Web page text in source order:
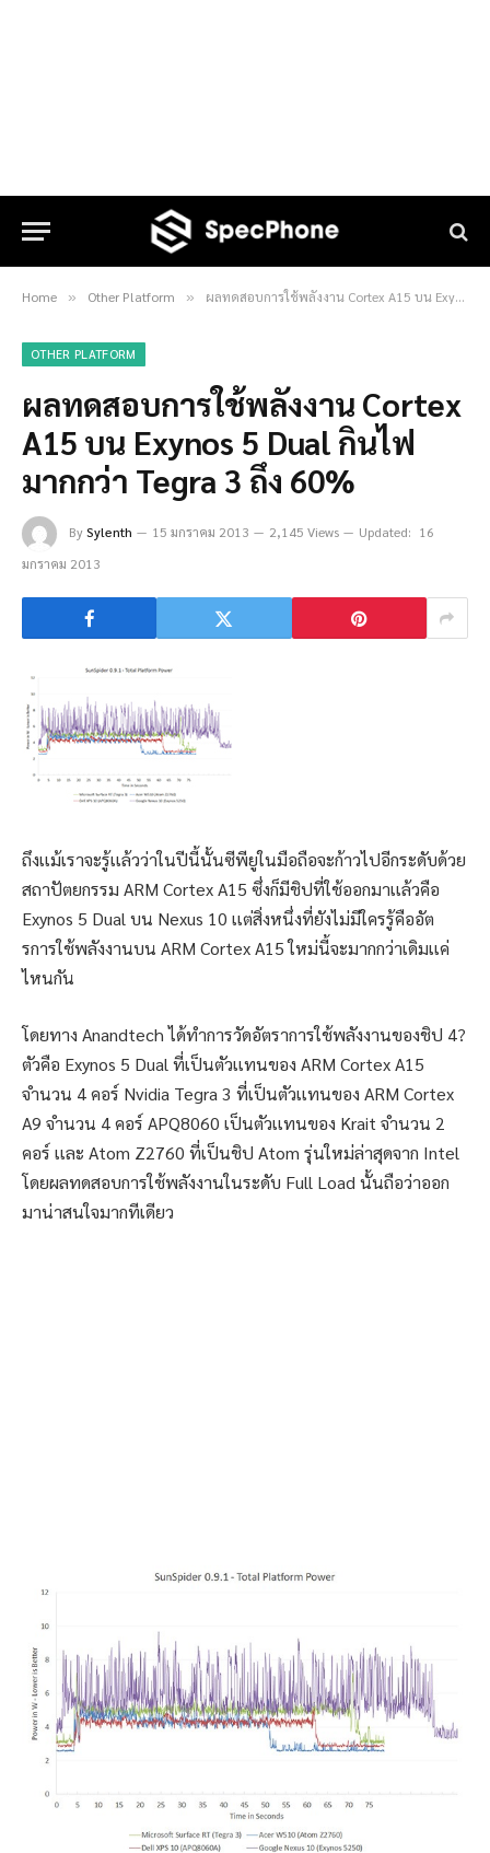
Home » Other Platform » ผลทดสอบการใช้พลังงาน Cortex A15 บน Exynos 5 Dual กินไฟมากกว่า Tegra 3 ถึง 60%
OTHER PLATFORM
ผลทดสอบการใช้พลังงาน Cortex
A15 บน Exynos 5 Dual กินไฟ
มากกว่า Tegra 3 ถึง 60%
BySylenth 15 มกราคม 2013 2,145 Views Updated: 16
มกราคม 2013
ถึงเเม้เราจะรู้เเล้วว่าในปีนี้นั้นซีพียูในมือถือจะก้าวไปอีกระดับด้วย
สถาปัตยกรรม ARM Cortex A15 ซึ่งก็มีชิปที่ใช้ออกมาเเล้วคือ
Exynos 5 Dual บน Nexus 10 เเต่สิ่งหนึ่งที่ยังไม่มีใครรู้คืออัต
รการใช้พลังงานบน ARM Cortex A15 ใหม่นี้จะมากกว่าเดิมเเค่
ไหนกัน
โดยทาง Anandtech ได้ทำการวัดอัตราการใช้พลังงานของชิป 4?
ตัวคือ Exynos 5 Dual ที่เป็นตัวเเทนของ ARM Cortex A15
จำนวน 4 คอร์ Nvidia Tegra 3 ที่เป็นตัวเเทนของ ARM Cortex
A9 จำนวน 4 คอร์ APQ8060 เป็นตัวเเทนของ Krait จำนวน 2
คอร์ เเละ Atom Z2760 ที่เป็นชิป Atom รุ่นใหม่ล่าสุดจาก Intel
โดยผลทดสอบการใช้พลังงานในระดับ Full Load นั้นถือว่าออก
มาน่าสนใจมากทีเดียว